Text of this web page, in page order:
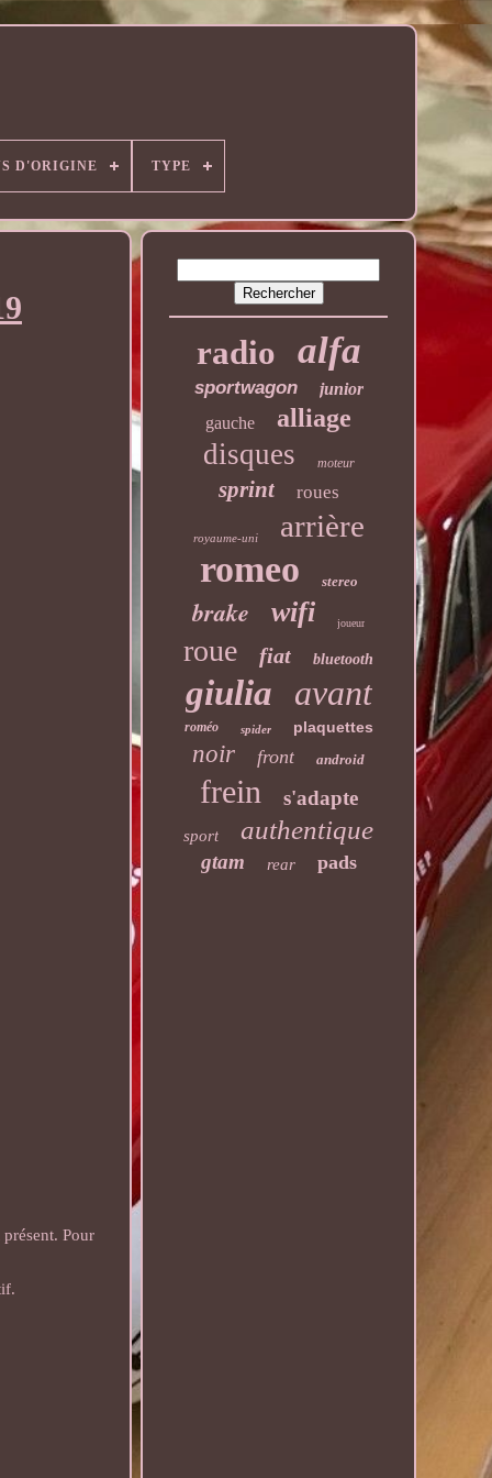
D'ORIGINE TYPE
Pour
radio alfa
sportwagon
junior
gauche
alliage
disques moteur
sprint roues
royaume-uni arrière
romeo stereo
brake wifi joueur
roue fiat bluetooth
giulia avant
roméo spider plaquettes
noir front android
frein s'adapte
sport authentique
gtam rear pads